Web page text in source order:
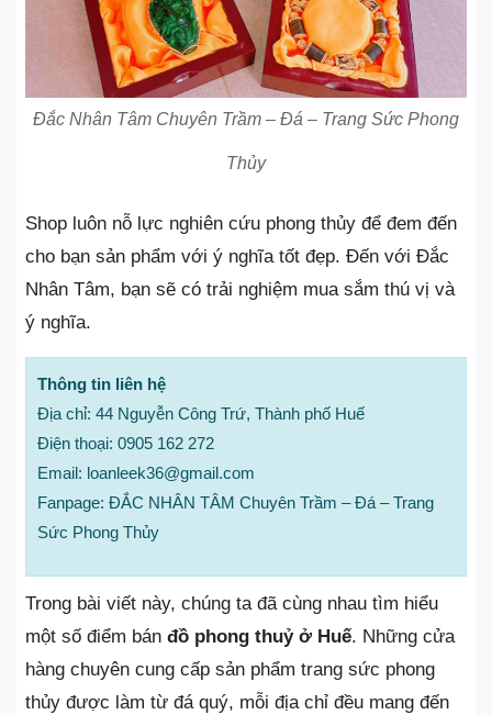
Đắc Nhân Tâm Chuyên Trầm – Đá – Trang Sức Phong
Thủy
Shop luôn nỗ lực nghiên cứu phong thủy để đem đến
cho bạn sản phẩm với ý nghĩa tốt đẹp. Đến với Đắc
Nhân Tâm, bạn sẽ có trải nghiệm mua sắm thú vị và
ý nghĩa.
Thông tin liên hệ
Địa chỉ: 44 Nguyễn Công Trứ, Thành phố Huế
Điện thoại: 0905 162 272
Email: loanleek36@gmail.com
Fanpage: ĐẮC NHÂN TÂM Chuyên Trầm – Đá – Trang
Sức Phong Thủy
Trong bài viết này, chúng ta đã cùng nhau tìm hiểu
một số điểm bán đồ phong thuỷ ở Huế. Những cửa
hàng chuyên cung cấp sản phẩm trang sức phong
thủy được làm từ đá quý, mỗi địa chỉ đều mang đến